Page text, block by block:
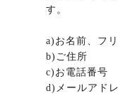
す。
a)お名前、フ
b)ご住所
c)お電話番号
d)メールアド